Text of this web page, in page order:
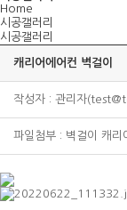
Home
시공갤러리
시공갤러리
캐리어에어컨 벽걸이
작성자 : 관리자
파일첨부 : 벽걸이 캐리